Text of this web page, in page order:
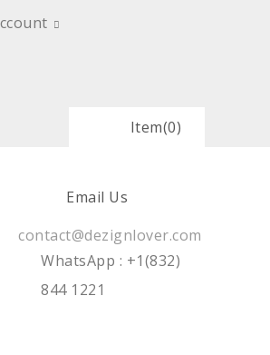
Item(0)
Email Us
contact@dezignlover.com
WhatsApp : +1(832)
844 1221